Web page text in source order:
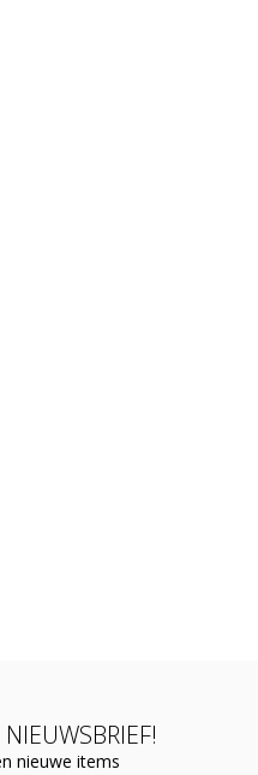
nieuwe items